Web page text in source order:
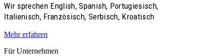
Wir sprechen English, Spanish, Portugiesisch,
Italienisch, Französisch, Serbisch, Kroatisch
Mehr erfahren
Für Unternehmen